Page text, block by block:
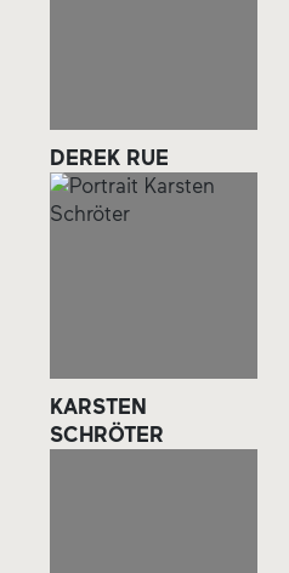
DEREK RUE
KARSTEN
SCHRÖTER